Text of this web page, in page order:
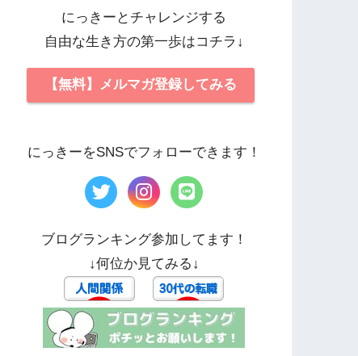
にっきーとチャレンジする
自由な生き方の第一歩はコチラ↓
【無料】メルマガ登録してみる
にっきーをSNSでフォローできます！
ブログランキング参加してます！
↓何位か見てみる↓